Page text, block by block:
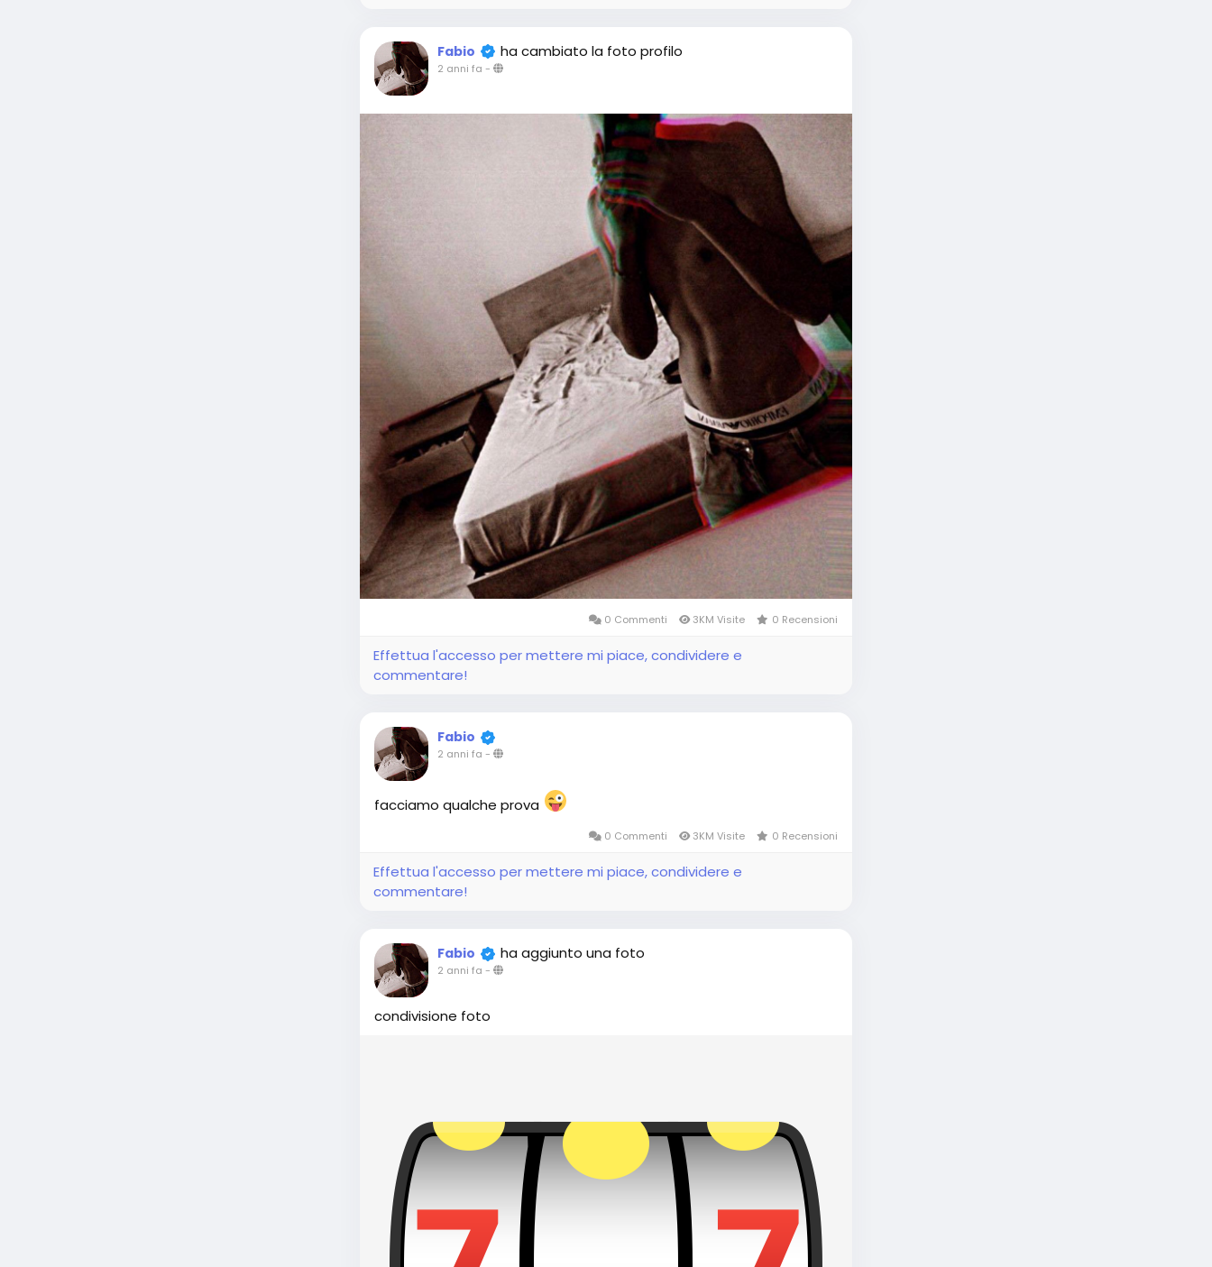
Fabio ha cambiato la foto profilo
2 anni fa -
0 Commenti 3KM Visite 0 Recensioni
Effettua l'accesso per mettere mi piace, condividere e
commentare!
Fabio
2 anni fa -
facciamo qualche prova
0 Commenti 3KM Visite 0 Recensioni
Effettua l'accesso per mettere mi piace, condividere e
commentare!
Fabio ha aggiunto una foto
2 anni fa -
condivisione foto